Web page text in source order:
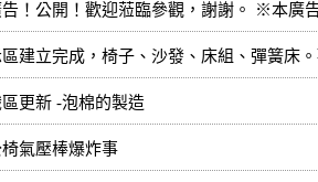
告！公開！歡迎蒞臨參觀，謝謝。 ※本廣
建立完成，椅子、沙發、床組、彈簧床
更新 -泡棉的製造
氣壓棒爆炸事